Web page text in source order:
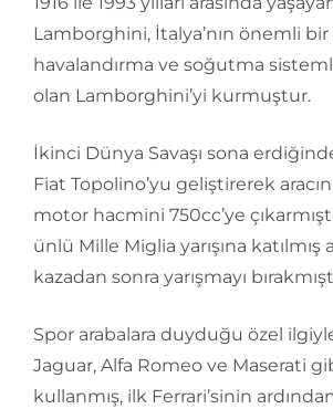
Lamborghini, İtalya’nın önemli
havalandırma ve soğutma
olan Lamborghini’yi kurmuştur.
İkinci Dünya Savaşı sona
Fiat Topolino’yu geliştirerek
motor hacmini 750cc’ye
ünlü Mille Miglia yarışına katılmış
kazadan sonra yarışmayı
Spor arabalara duyduğu özel
Jaguar, Alfa Romeo ve Maserati
kullanmış, ilk Ferrari’sinin